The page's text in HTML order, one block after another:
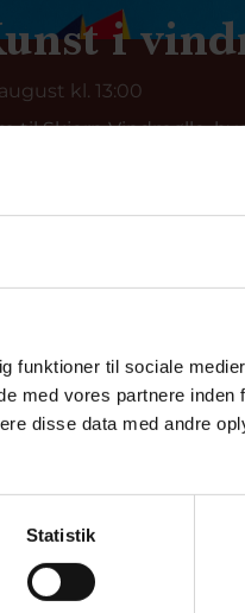
funktioner til sociale
med vores partnere inden
disse data med andre
Statistik
i
kl. 13:00
til Skjern Vindmølle,